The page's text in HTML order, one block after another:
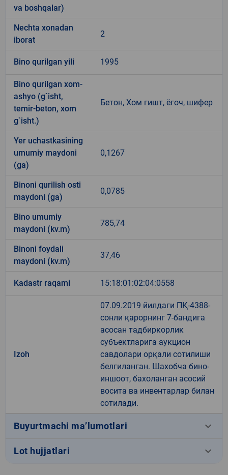
va boshqalar)
Nechta xonadan
iborat
2
Bino qurilgan yili 1995
Bino qurilgan xom-
ashyo (g`isht,
temir-beton, xom
g`isht.)
Бетон, Хом гишт, ёгоч, шифер
Yer uchastkasining
umumiy maydoni
(ga)
0,1267
Binoni qurilish osti
maydoni (ga)
0,0785
Bino umumiy
maydoni (kv.m)
785,74
Binoni foydali
maydoni (kv.m)
37,46
Kadastr raqami 15:18:01:02:04:0558
Izoh
07.09.2019 йилдаги ПҚ-4388-
сонли қарорнинг 7-бандига
асосан тадбиркорлик
субъектларига аукцион
савдолари орқали сотилиши
белгиланган. Шахобча бино-
иншоот, бахоланган асосий
восита ва инвентарлар билан
сотилади.
Buyurtmachi ma’lumotlari keyboard_arrow_down
Lot hujjatlari keyboard_arrow_down